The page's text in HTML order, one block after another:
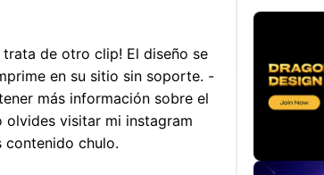
de otro clip! El diseño se
en su sitio sin soporte. -
más información sobre el
olvides visitar mi instagram
chulo.